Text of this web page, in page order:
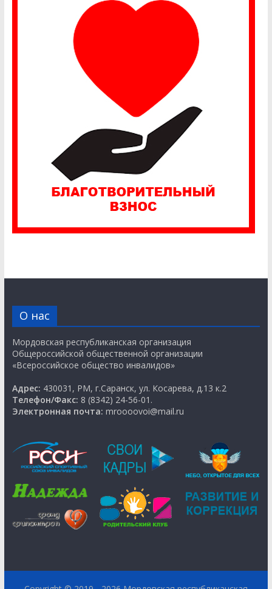
О нас
Мордовская республиканская организация
Общероссийской общественной организации
«Всероссийское общество инвалидов»
Адрес: 430031, РМ, г.Саранск, ул. Косарева, д.13 к.2
Телефон/Факс: 8 (8342) 24-56-01.
Электронная почта: mroooovoi@mail.ru